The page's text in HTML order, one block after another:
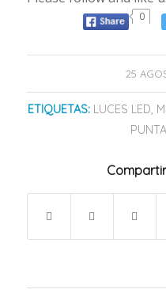
0
25
ETIQUETAS: LUCES LED,